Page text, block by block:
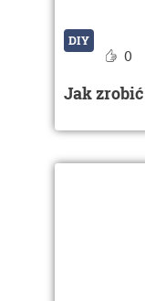
DIY
0
Jak